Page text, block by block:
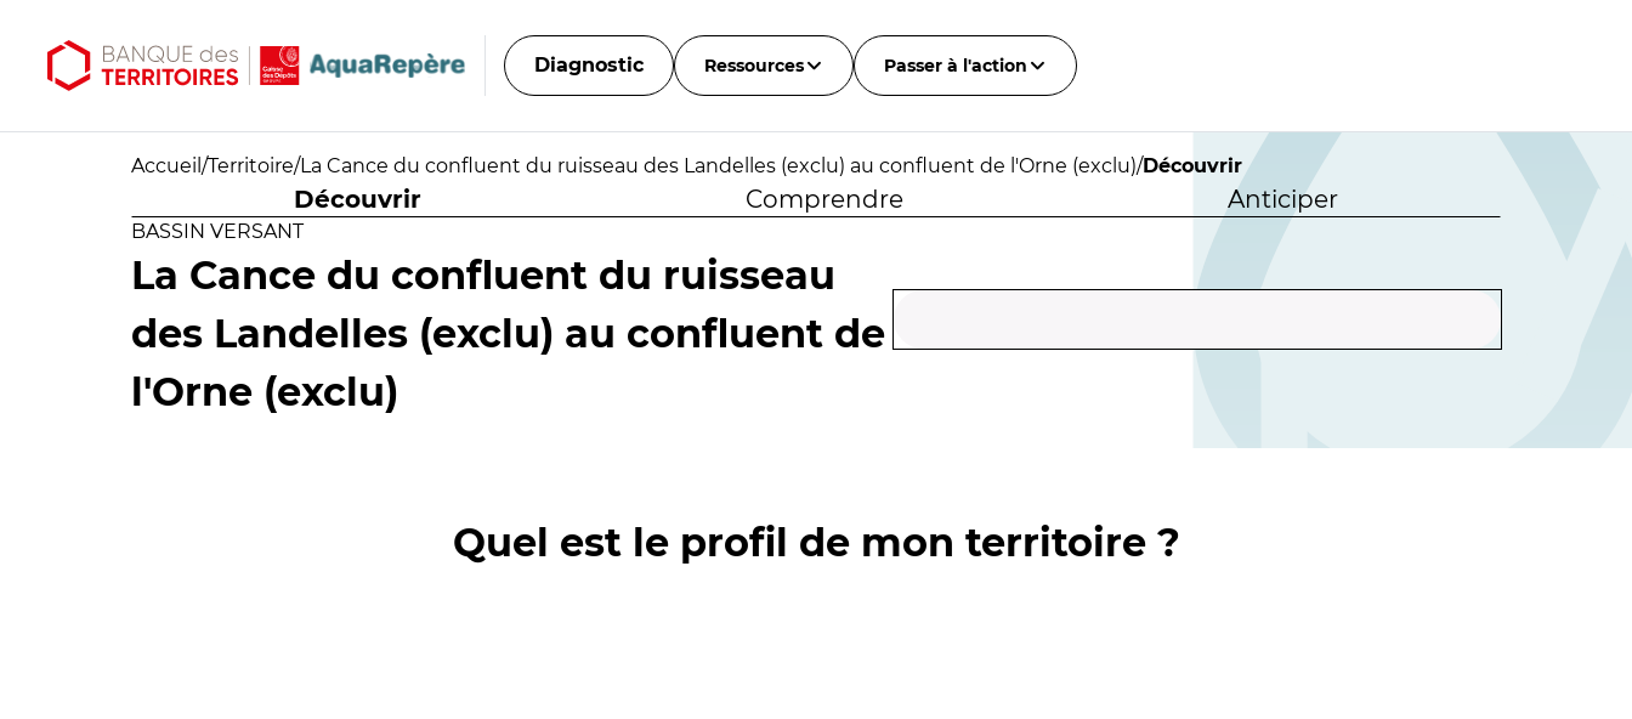
Diagnostic Ressources Passer à l'action
Accueil /Territoire/La Cance du confluent du ruisseau des Landelles (exclu) au confluent de l'Orne (exclu)/Découvrir
Découvrir Comprendre Anticiper
BASSIN VERSANT
La Cance du confluent du ruisseau
des Landelles (exclu) au confluent de
l'Orne (exclu)
Quel est le profil de mon territoire ?